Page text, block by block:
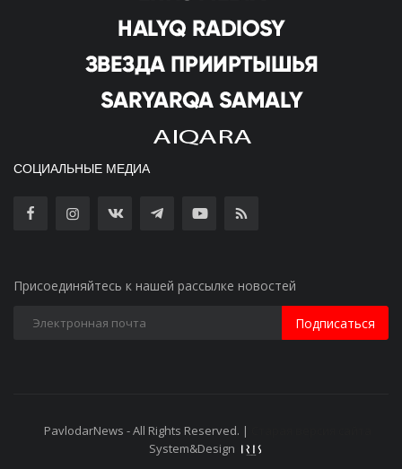
СОЦИАЛЬНЫЕ МЕДИА
Присоединяйтесь к нашей рассылке новостей
Подписаться
PavlodarNews - All Rights Reserved. |
System&Design